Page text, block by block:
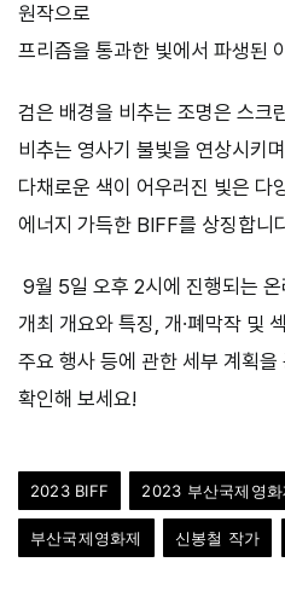
원작으로
프리즘을 통과한 빛에서 파생된
검은 배경을 비추는 조명은 스크
비추는 영사기 불빛을 연상시키
다채로운 색이 어우러진 빛은 다
에너지 가득한 BIFF를 상징합니
9월 5일 오후 2시에 진행되는
개최 개요와 특징, 개∙폐막작 및
주요 행사 등에 관한 세부 계획을
확인해 보세요!
2023 BIFF 2023 부산국제영화
부산국제영화제 신봉철 작가